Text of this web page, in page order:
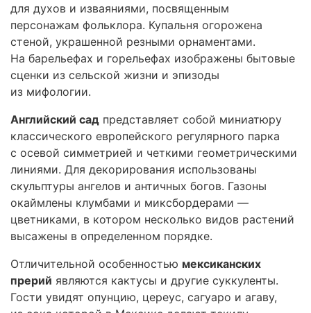
для духов и изваяниями, посвященным
персонажам фольклора. Купальня огорожена
стеной, украшенной резными орнаментами.
На барельефах и горельефах изображены бытовые
сценки из сельской жизни и эпизоды
из мифологии.
Английский сад представляет собой миниатюру
классического европейского регулярного парка
с осевой симметрией и четкими геометрическими
линиями. Для декорирования использованы
скульптуры ангелов и античных богов. Газоны
окаймлены клумбами и миксбордерами —
цветниками, в котором несколько видов растений
высажены в определенном порядке.
Отличительной особенностью мексиканских
прерий являются кактусы и другие суккуленты.
Гости увидят опунцию, цереус, сагуаро и агаву,